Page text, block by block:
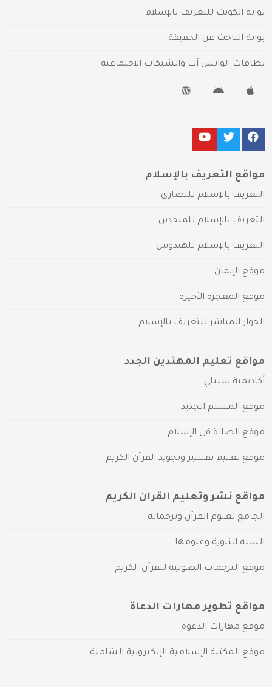
بوابة الكويت للتعريف بالإسلام
بوابة الباحث عن الحقيقة
بطاقات الواتس آب والشبكات الاجتماعية
مواقع التعريف بالإسلام
التعريف بالإسلام للنصارى
التعريف بالإسلام للملحدين
التعريف بالإسلام للهندوس
موقع الإيمان
موقع المعجزة الأخيرة
الحوار المباشر للتعريف بالإسلام
مواقع تعليم المهتدين الجدد
أكاديمية سبيلي
موقع المسلم الجديد
موقع الصلاة في الإسلام
موقع تعليم تفسير وتجويد القرآن الكريم
مواقع نشر وتعليم القرآن الكريم
الجامع لعلوم القرآن وترجماته
السنة النبوية وعلومها
موقع الترجمات الصوتية للقرآن الكريم
مواقع تطوير مهارات الدعاة
موقع مهارات الدعوة
موقع المكتبة الإسلامية الإلكترونية الشاملة